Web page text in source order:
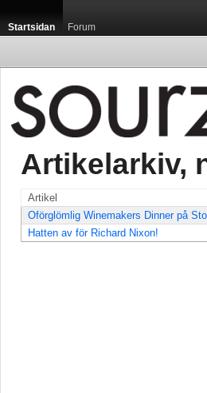
Startsidan Forum
Artikelarkiv,
Artikel
Oförglömlig Winemakers Dinner på
Hatten av för Richard Nixon!